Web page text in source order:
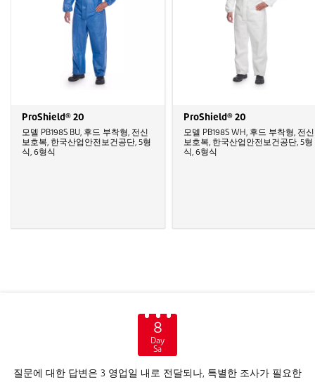
ProShield® 20
모델 PB198S BU, 후드 부착형, 전신
보호복, 한국산업안전보건공단, 5형
식, 6형식
ProShield® 20
모델 PB198S WH, 후드 부착형, 전신
보호복, 한국산업안전보건공단, 5형
식, 6형식
8
Day
Sa
질문에 대한 답변은 3 영업일 내로 전달되나, 특별한 조사가 필요한